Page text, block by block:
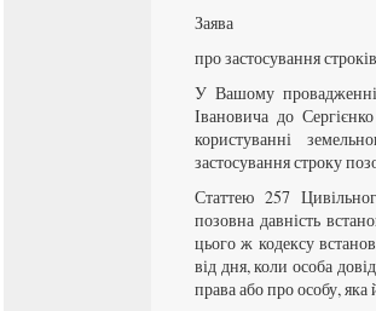
Заява
про застосування
У Вашому провадженні
Івановича до
користуванні
застосування строку
Статтею 257
позовна давність
цього ж кодексу
від дня, коли особа
права або про особу,